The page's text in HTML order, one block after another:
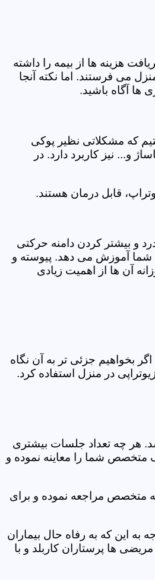
هزینه ها از بیمه را داشته
می فرستند. اما نکته آنجا
ها آگاه باشید.
که مشکلاتی نظیر پوکی
نیز کاربرد دارد. در
قابل درمان هستند.
و بیشتر کردن دامنه حرکتی
شما آموزش می دهد. پیوسته و
آن ها از اهمیت زیادی
بخواهیم جزئی تر به آن نگاه
در منزل استفاده کرد.
هر چه تعداد جلسات بیشتری
متخصص شما را معاینه نموده و
متخصص مراجعه نموده و برای
این که به رفاه حال بیماران
ها پرستاران کاربلد و با